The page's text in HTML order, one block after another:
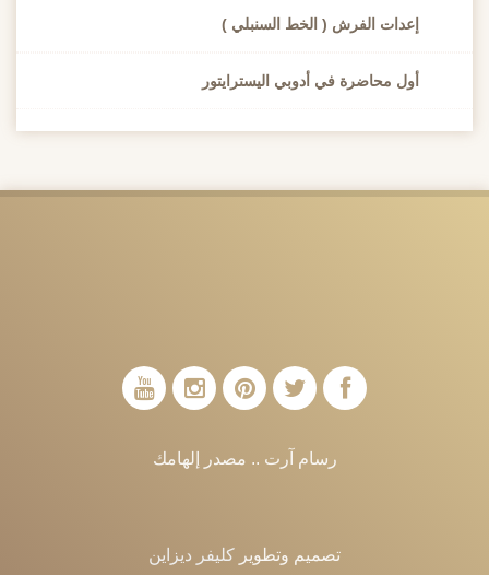
إعدات الفرش ( الخط السنبلي )
أول محاضرة في أدوبي اليسترايتور
رسام آرت .. مصدر إلهامك
تصميم وتطوير كليفر ديزاين